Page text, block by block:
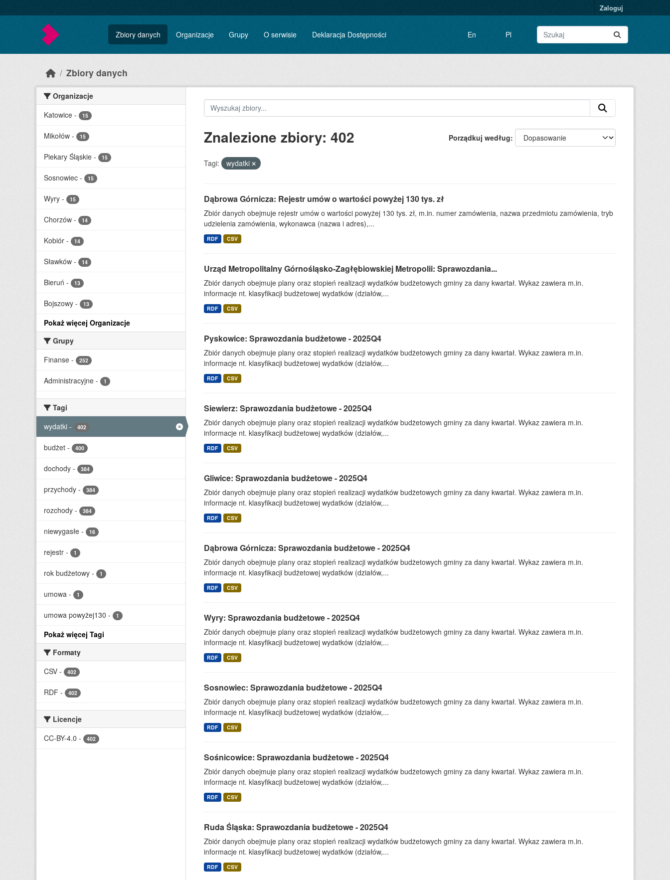
Zaloguj
Zbiory danych Organizacje Grupy O serwisie Deklaracja Dostępności En Pl
Zbiory danych
Organizacje
Katowice - 15
Mikołów - 15
Piekary Śląskie - 15
Sosnowiec - 15
Wyry - 15
Chorzów - 14
Kobiór - 14
Sławków - 14
Bieruń - 13
Bojszowy - 13
Pokaż więcej Organizacje
Grupy
Finanse - 252
Administracyjne - 1
Tagi
wydatki - 402
budżet - 400
dochody - 384
przychody - 384
rozchody - 384
niewygasłe - 16
rejestr - 1
rok budżetowy - 1
umowa - 1
umowa powyżej130 - 1
Pokaż więcej Tagi
Formaty
CSV - 402
RDF - 402
Licencje
CC-BY-4.0 - 402
Porządkuj według
Znalezione zbiory: 402
Tagi: wydatki
Dąbrowa Górnicza: Rejestr umów o wartości powyżej 130 tys. zł
Zbiór danych obejmuje rejestr umów o wartości powyżej 130 tys. zł, m.in. numer zamówienia, nazwa przedmiotu zamówienia, tryb
udzielenia zamówienia, wykonawca (nazwa i adres),...
RDF CSV
Urząd Metropolitalny Górnośląsko-Zagłębiowskiej Metropolii: Sprawozdania...
Zbiór danych obejmuje plany oraz stopień realizacji wydatków budżetowych gminy za dany kwartał. Wykaz zawiera m.in.
informacje nt. klasyfikacji budżetowej wydatków (działów,...
RDF CSV
Pyskowice: Sprawozdania budżetowe - 2025Q4
Zbiór danych obejmuje plany oraz stopień realizacji wydatków budżetowych gminy za dany kwartał. Wykaz zawiera m.in.
informacje nt. klasyfikacji budżetowej wydatków (działów,...
RDF CSV
Siewierz: Sprawozdania budżetowe - 2025Q4
Zbiór danych obejmuje plany oraz stopień realizacji wydatków budżetowych gminy za dany kwartał. Wykaz zawiera m.in.
informacje nt. klasyfikacji budżetowej wydatków (działów,...
RDF CSV
Gliwice: Sprawozdania budżetowe - 2025Q4
Zbiór danych obejmuje plany oraz stopień realizacji wydatków budżetowych gminy za dany kwartał. Wykaz zawiera m.in.
informacje nt. klasyfikacji budżetowej wydatków (działów,...
RDF CSV
Dąbrowa Górnicza: Sprawozdania budżetowe - 2025Q4
Zbiór danych obejmuje plany oraz stopień realizacji wydatków budżetowych gminy za dany kwartał. Wykaz zawiera m.in.
informacje nt. klasyfikacji budżetowej wydatków (działów,...
RDF CSV
Wyry: Sprawozdania budżetowe - 2025Q4
Zbiór danych obejmuje plany oraz stopień realizacji wydatków budżetowych gminy za dany kwartał. Wykaz zawiera m.in.
informacje nt. klasyfikacji budżetowej wydatków (działów,...
RDF CSV
Sosnowiec: Sprawozdania budżetowe - 2025Q4
Zbiór danych obejmuje plany oraz stopień realizacji wydatków budżetowych gminy za dany kwartał. Wykaz zawiera m.in.
informacje nt. klasyfikacji budżetowej wydatków (działów,...
RDF CSV
Sośnicowice: Sprawozdania budżetowe - 2025Q4
Zbiór danych obejmuje plany oraz stopień realizacji wydatków budżetowych gminy za dany kwartał. Wykaz zawiera m.in.
informacje nt. klasyfikacji budżetowej wydatków (działów,...
RDF CSV
Ruda Śląska: Sprawozdania budżetowe - 2025Q4
Zbiór danych obejmuje plany oraz stopień realizacji wydatków budżetowych gminy za dany kwartał. Wykaz zawiera m.in.
informacje nt. klasyfikacji budżetowej wydatków (działów,...
RDF CSV